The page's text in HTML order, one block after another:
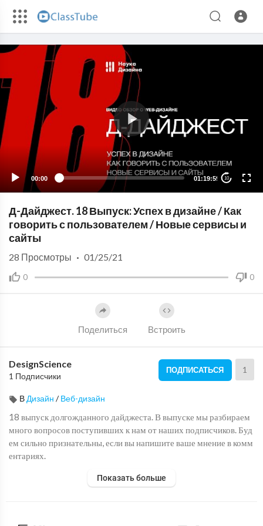
00:00 01:19:59 10
Д-Дайджест. 18 Выпуск: Успех в дизайне / Как
говорить с пользователем / Новые сервисы и
сайты
0 0
28 Просмотры · 01/25/21
Поделиться Встроить
DesignScience
1 Подписчики
ПОДПИСАТЬСЯ 1
В Дизайн /Веб-дизайн
18 выпуск долгожданного дайджеста. В выпуске мы разбираем
много вопросов поступивших к нам от наших подписчиков. Буд
ем сильно признательны, если вы напишите ваше мнение в комм
ентариях.
Великий курс по интерфейсам -https://nauka-dsgn.ru/interfac
Показать больше